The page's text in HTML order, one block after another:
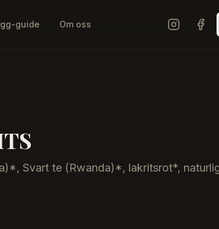
guide Om oss
Instagram
Svart te (Rwanda)*, lakritsrot*,